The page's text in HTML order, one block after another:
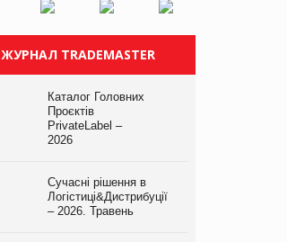
ЖУРНАЛ TRADEMASTER
Каталог Головних
Проєктів
PrivateLabel –
2026
Сучасні рішення в
Логістиці&Дистрибуції
– 2026. Травень